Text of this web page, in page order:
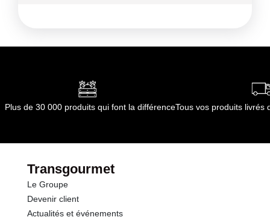
Kilojoules 117 kj
dont Acides gras saturés 0.09 g
dont Sucres
Protéines
Plus de 30 000 produits qui font la différenceTous vos produits livrés
Transgourmet
Le Groupe
Devenir client
Actualités et événements